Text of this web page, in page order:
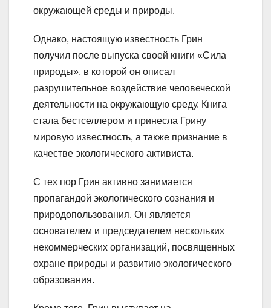
окружающей среды и природы.
Однако, настоящую известность Грин
получил после выпуска своей книги «Сила
природы», в которой он описал
разрушительное воздействие человеческой
деятельности на окружающую среду. Книга
стала бестселлером и принесла Грину
мировую известность, а также признание в
качестве экологического активиста.
С тех пор Грин активно занимается
пропагандой экологического сознания и
природопользования. Он является
основателем и председателем нескольких
некоммерческих организаций, посвященных
охране природы и развитию экологического
образования.